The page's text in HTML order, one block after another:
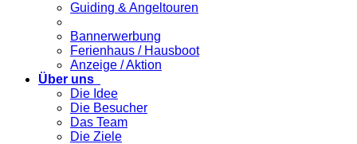
Guiding & Angeltouren
Bannerwerbung
Ferienhaus / Hausboot
Anzeige / Aktion
Über uns
Die Idee
Die Besucher
Das Team
Die Ziele